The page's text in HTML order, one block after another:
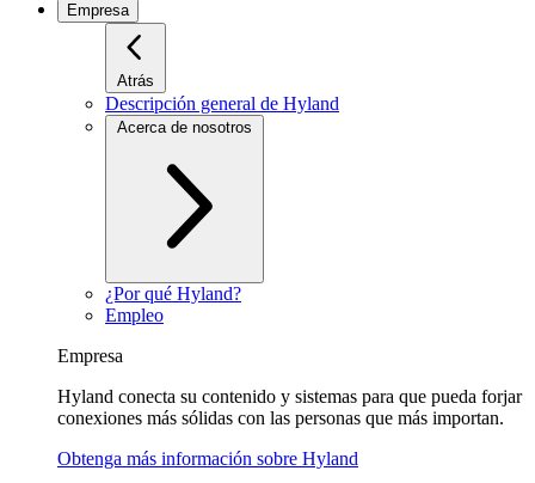
Empresa
Atrás
Descripción general de Hyland
Acerca de nosotros
¿Por qué Hyland?
Empleo
Empresa
Hyland conecta su contenido y sistemas para que pueda forjar
conexiones más sólidas con las personas que más importan.
Obtenga más información sobre Hyland